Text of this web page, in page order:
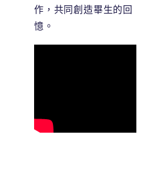
作，共同創造畢生的回
憶。